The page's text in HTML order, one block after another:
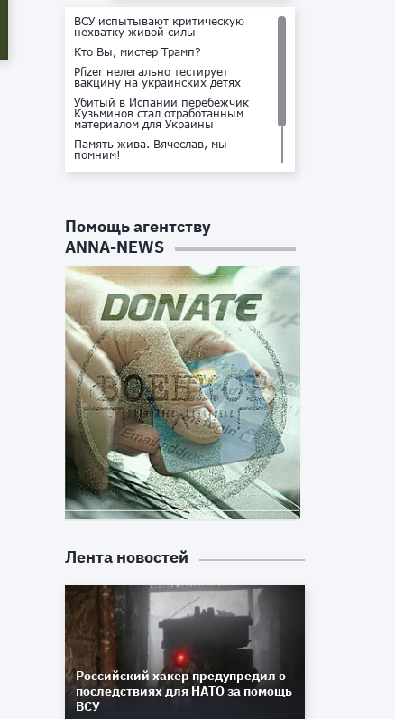
ВСУ испытывают критическую
нехватку живой силы
Кто Вы, мистер Трамп?
Pfizer нелегально тестирует
вакцину на украинских детях
Убитый в Испании перебежчик
Кузьминов стал отработанным
материалом для Украины
Память жива. Вячеслав, мы
помним!
Не доставайся ты никому!
Помощь агентству
ANNA-NEWS
Лента новостей
Российский хакер предупредил о
последствиях для НАТО за помощь
ВСУ